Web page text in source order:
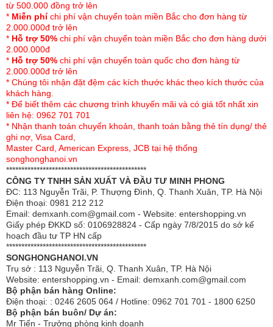
Bề mặt chiếu thông thoáng
+ Chiếu trúc mắt đen, mắt chiếu màu đen tuyền,
cước trắng, rất bền mầu trong quá trình sử dụng, phù hợp
cho những không gian có độ tương phản thấp.
Sợi cước dày dặn
+ Một trong những ưu thế nổi bật của chiếu trúc cao cấp
hạt đen là sản phẩm dễ dàng vệ sinh, chỉ cần dùng khăn
mềm lau là có thể sạch sẽ và khô nhanh. Có thể dùng
chiếu trải lên trên đệm thay ga trải để nằm rất mềm mại,
lịch sự sang trọng và thoải mái.
+ Với chiếu trúc cao cấp hạt đen bạn sẽ không còn cảm
giác bị đau lưng mà luôn cảm thấy thỏa mái và dễ chịu.
Với chất liệu hoàn toàn tự nhiên, sản phẩm bền đẹp và
an toàn cho sức khỏe cả gia đình bạn. Khi không dùng có
thể xếp gọn gàng trong túi đi kèm để bảo quản.
Dễ dàng gấp gọn
từ 500.000 đồng trở lên
* Miễn phíchi phí vận chuyển toàn miền Bắc cho đơn hàng từ
2.000.000đ trở lên
* Hỗ trợ 50% chi phí vận chuyển toàn miền Bắc cho đơn hàng dưới
2.000.000đ
* Hỗ trợ 50% chi phí vận chuyển toàn quốc cho đơn hàng từ
2.000.000đ trở lên
* Chúng tôi nhận đặt đệm các kích thước khác theo kích thước của
khách hàng.
* Để biết thêm các chương trình khuyến mãi và có giá tốt nhất xin
liên hệ: 0962 701 701
* Nhận thanh toán chuyển khoản, thanh toán bằng thẻ tín dụng/ thẻ
ghi nợ, Visa Card,
Master Card, American Express, JCB tại hệ thống
songhonghanoi.vn
**********************************************
CÔNG TY TNHH SẢN XUẤT VÀ ĐẦU TƯ MINH PHONG
ĐC: 113 Nguyễn Trãi, P. Thượng Đình, Q. Thanh Xuân, TP. Hà Nội
Điện thoại: 0981 212 212
Email: demxanh.com@gmail.com - Website: entershopping.vn
Giấy phép ĐKKD số: 0106928824 - Cấp ngày 7/8/2015 do sở kế
hoạch đầu tư TP HN cấp
**********************************************
SONGHONGHANOI.VN
Trụ sở : 113 Nguyễn Trãi, Q. Thanh Xuân, TP. Hà Nội
Website: entershopping.vn - Email: demxanh.com@gmail.com
Bộ phận bán hàng Online:
Điện thoại: : 0246 2605 064 / Hotline: 0962 701 701 - 1800 6250
Bộ phận bán buôn/ Dự án:
Mr Tiến - Trưởng phòng kinh doanh